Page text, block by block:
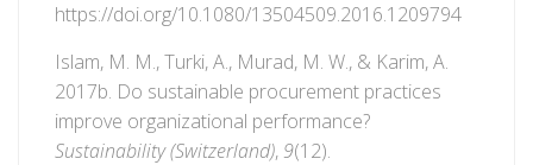
https://doi.org/10.1080/13504509.2016.1209794
Islam, M. M., Turki, A., Murad, M. W., & Karim, A.
2017b. Do sustainable procurement practices
improve organizational performance?
Sustainability (Switzerland), 9(12).